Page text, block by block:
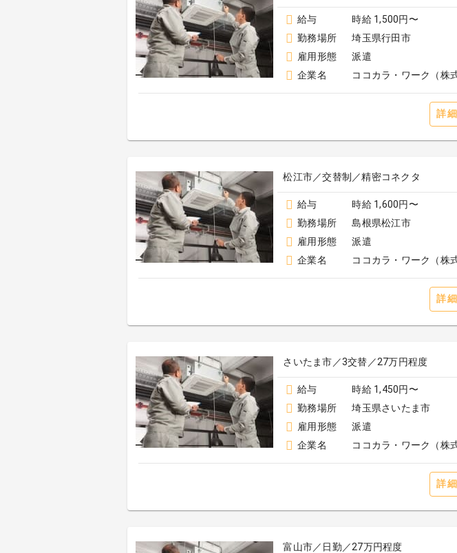
給与
時給 1,500円〜
勤務場所
埼玉県行田市
雇用形態
派遣
企業名
ココカラ・ワーク（株
詳
松江市／交替制／精密コネクタ
給与
時給 1,600円〜
勤務場所
島根県松江市
雇用形態
派遣
企業名
ココカラ・ワーク（株
詳
さいたま市／3交替／27万円程度
給与
時給 1,450円〜
勤務場所
埼玉県さいたま市
雇用形態
派遣
企業名
ココカラ・ワーク（株
詳
富山市／日勤／27万円程度